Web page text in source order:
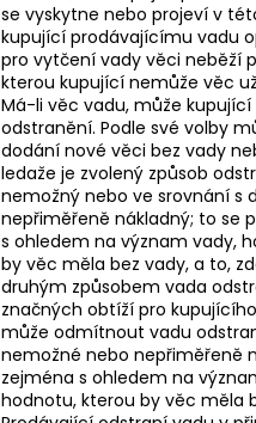
se vyskytne nebo projeví v
kupující prodávajícímu vadu
pro vytčení vady věci neběží
kterou kupující nemůže věc
Má-li věc vadu, může
odstranění. Podle své volby
dodání nové věci bez vady
ledaže je zvolený způsob
nemožný nebo ve srovnání s
nepřiměřeně nákladný; to se
s ohledem na význam vady,
by věc měla bez vady, a to,
druhým způsobem vada
značných obtíží pro
může odmítnout vadu
nemožné nebo nepřiměřeně
zejména s ohledem na
hodnotu, kterou by věc měla